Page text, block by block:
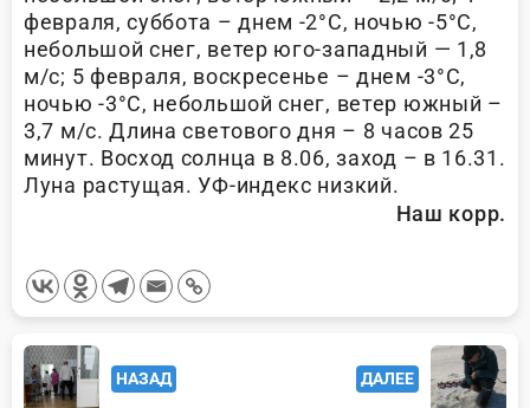
февраля, суббота – днем -2°С, ночью -5°С,
небольшой снег, ветер юго-западный — 1,8
м/с; 5 февраля, воскресенье – днем -3°С,
ночью -3°С, небольшой снег, ветер южный –
3,7 м/с. Длина светового дня – 8 часов 25
минут. Восход солнца в 8.06, заход – в 16.31.
Луна растущая. УФ-индекс низкий.
Наш корр.
<span
class="nav-НАЗАД ДАЛЕЕ